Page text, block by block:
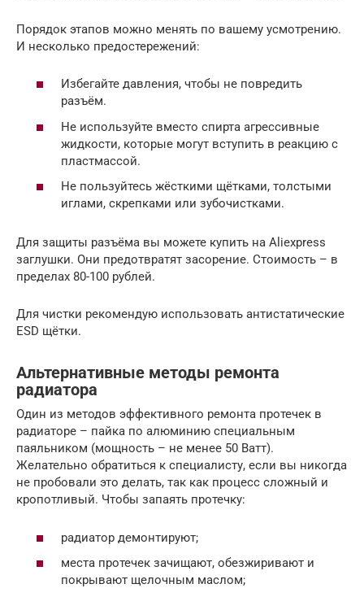
Порядок этапов можно менять по вашему усмотрению.
И несколько предостережений:
Избегайте давления, чтобы не повредить
разъём.
Не используйте вместо спирта агрессивные
жидкости, которые могут вступить в реакцию с
пластмассой.
Не пользуйтесь жёсткими щётками, толстыми
иглами, скрепками или зубочистками.
Для защиты разъёма вы можете купить на Aliexpress
заглушки. Они предотвратят засорение. Стоимость – в
пределах 80-100 рублей.
Для чистки рекомендую использовать антистатические
ESD щётки.
Альтернативные методы ремонта
радиатора
Один из методов эффективного ремонта протечек в
радиаторе – пайка по алюминию специальным
паяльником (мощность – не менее 50 Ватт).
Желательно обратиться к специалисту, если вы никогда
не пробовали это делать, так как процесс сложный и
кропотливый. Чтобы запаять протечку:
радиатор демонтируют;
места протечек зачищают, обезжиривают и
покрывают щелочным маслом;